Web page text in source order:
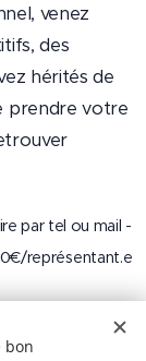
venez
des
hérités de
prendre votre
par tel ou mail -
représentant.e
bon